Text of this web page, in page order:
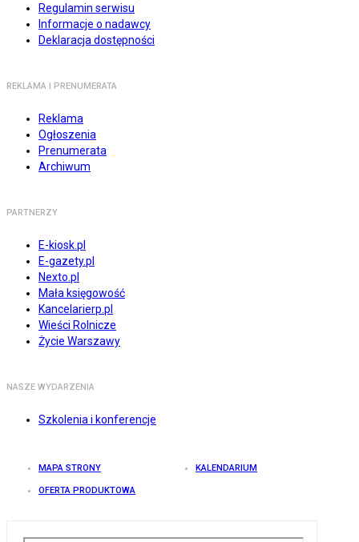
Regulamin serwisu
Informacje o nadawcy
Deklaracja dostępności
REKLAMA I PRENUMERATA
Reklama
Ogłoszenia
Prenumerata
Archiwum
PARTNERZY
E-kiosk.pl
E-gazety.pl
Nexto.pl
Mała księgowość
Kancelarierp.pl
Wieści Rolnicze
Życie Warszawy
NASZE WYDARZENIA
Szkolenia i konferencje
MAPA STRONY KALENDARIUM
OFERTA PRODUKTOWA